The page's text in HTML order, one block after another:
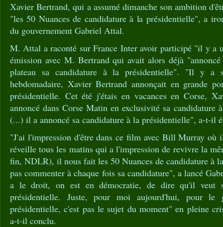
Xavier Bertrand, qui a assumé dimanche son ambition
"les 50 Nuances de candidature à la présidentielle", a
du gouvernement Gabriel Attal.
M. Attal a raconté sur France Inter avoir participé "il y a
émission avec M. Bertrand qui avait alors déjà
plateau sa candidature à la présidentielle". "Il y a
hebdomadaire, Xavier Bertrand annonçait en grande
présidentielle. Cet été j'étais en vacances en Corse,
annoncé dans Corse Matin en exclusivité sa candidature
(...) il a annoncé sa candidature à la présidentielle", a-t-il
"J'ai l'impression d'être dans ce film avec Bill Murray où
réveille tous les matins qui a l'impression de revivre la
fin, NDLR), il nous fait les 50 Nuances de candidature à
pas commenter à chaque fois sa candidature", a lancé
a le droit, on est en démocratie, de dire qu'il veut
présidentielle. Juste, pour moi aujourd'hui, pour le
présidentielle, c'est pas le sujet du moment" en pleine
a-t-il conclu.